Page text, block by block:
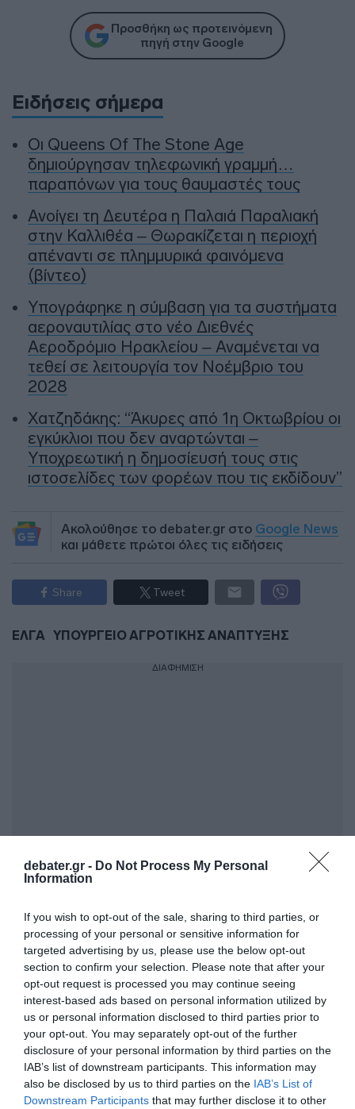
debater.gr - Do Not Process My Personal
Information
If you wish to opt-out of the sale, sharing to third parties, or
processing of your personal or sensitive information for
targeted advertising by us, please use the below opt-out
section to confirm your selection. Please note that after your
opt-out request is processed you may continue seeing
interest-based ads based on personal information utilized by
us or personal information disclosed to third parties prior to
your opt-out. You may separately opt-out of the further
disclosure of your personal information by third parties on the
IAB’s list of downstream participants. This information may
also be disclosed by us to third parties on the IAB’s List of
Downstream Participants that may further disclose it to other
Προσθήκη ως προτεινόμενη
πηγή στην Google
Ειδήσεις σήμερα
Οι Queens Of The Stone Age
δημιούργησαν τηλεφωνική γραμμή…
παραπόνων για τους θαυμαστές τους
Ανοίγει τη Δευτέρα η Παλαιά Παραλιακή
στην Καλλιθέα – Θωρακίζεται η περιοχή
απέναντι σε πλημμυρικά φαινόμενα
(βίντεο)
Υπογράφηκε η σύμβαση για τα συστήματα
αεροναυτιλίας στο νέο Διεθνές
Αεροδρόμιο Ηρακλείου – Αναμένεται να
τεθεί σε λειτουργία τον Νοέμβριο του
2028
Χατζηδάκης: “Άκυρες από 1η Οκτωβρίου οι
εγκύκλιοι που δεν αναρτώνται –
Υποχρεωτική η δημοσίευσή τους στις
ιστοσελίδες των φορέων που τις εκδίδουν”
Ακολούθησε το debater.gr στο Google News
και μάθετε πρώτοι όλες τις ειδήσεις
Share Tweet
ΕΛΓΑ ΥΠΟΥΡΓΕΙΟ ΑΓΡΟΤΙΚΗΣ ΑΝΑΠΤΥΞΗΣ
ΔΙΑΦΗΜΙΣΗ